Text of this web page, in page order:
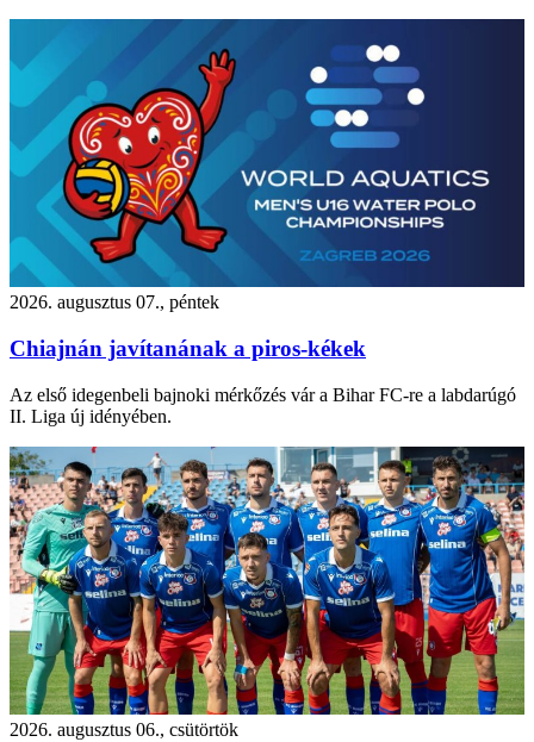
2026. augusztus 07., péntek
Chiajnán javítanának a piros-kékek
Az első idegenbeli bajnoki mérkőzés vár a Bihar FC-re a labdarúgó
II. Liga új idényében.
2026. augusztus 06., csütörtök